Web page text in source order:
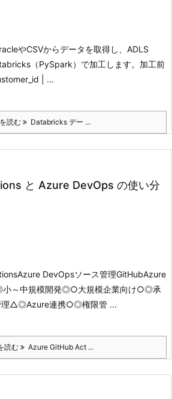
やCSVからデータを取得し、ADLS
（PySpark）で加工します。 加工前
| ...
読む Databricks デー ...
と Azure DevOps の使い分
DevOpsソース管理GitHubAzure
～中規模開発◎○大規模企業向け○◎承
理△◎Azure連携○◎権限管 ...
読む Azure GitHub Act ...